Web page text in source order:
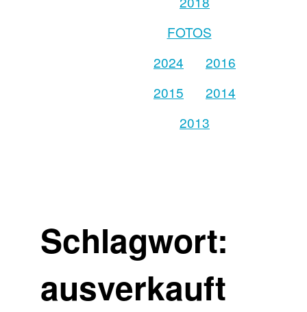
FOTOS
2024
2016
2015
2014
2013
Schlagwort:
ausverkauft